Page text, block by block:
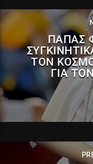
ΠΆΠΑΣ
ΤΟΝ
ΓΙΑ